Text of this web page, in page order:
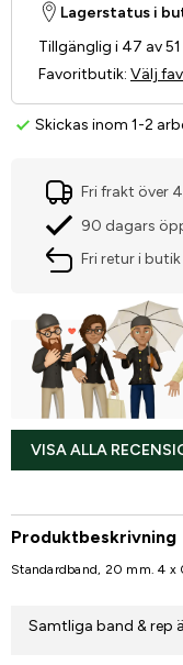
Skickas inom 1-2
Lagerstatus i
Tillgänglig i 47 av
Favoritbutik: Välj
Fri frakt över
90 dagars
Fri retur i butik
VISA ALLA
Produktbeskrivning
Standardband, 20 mm. 4
Samtliga band & rep